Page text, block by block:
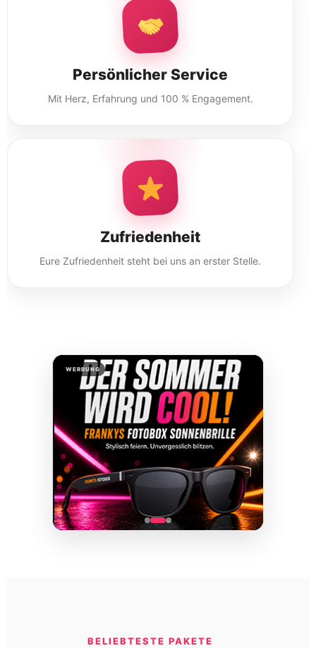
Persönlicher Service
Mit Herz, Erfahrung und 100 % Engagement.
Zufriedenheit
Eure Zufriedenheit steht bei uns an erster Stelle.
WERBUNG
BELIEBTESTE PAKETE